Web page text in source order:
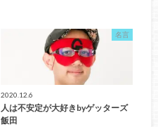
名言
2020.12.6
人は不安定が大好きbyゲッターズ
飯田